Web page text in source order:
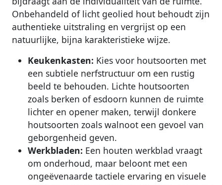
Onbehandeld of licht geolied hout behoudt zijn
authentieke uitstraling en vergrijst op een
natuurlijke, bijna karakteristieke wijze.
Keukenkasten: Kies voor houtsoorten met
een subtiele nerfstructuur om een rustig
beeld te behouden. Lichte houtsoorten
zoals berken of esdoorn kunnen de ruimte
lichter en opener maken, terwijl donkere
houtsoorten zoals walnoot een gevoel van
geborgenheid geven.
Werkbladen: Een houten werkblad vraagt
om onderhoud, maar beloont met een
ongeëvenaarde tactiele ervaring en visuele